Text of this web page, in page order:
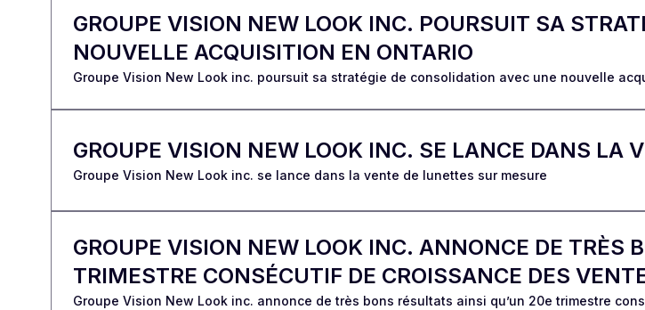
GROUPE VISION NEW LOOK INC. POURSUIT SA
NOUVELLE ACQUISITION EN ONTARIO
Groupe Vision New Look inc. poursuit sa stratégie de consolidation avec une nouvelle
GROUPE VISION NEW LOOK INC. SE LANCE DANS LA
Groupe Vision New Look inc. se lance dans la vente de lunettes sur mesure
GROUPE VISION NEW LOOK INC. ANNONCE DE TRÈS
TRIMESTRE CONSÉCUTIF DE CROISSANCE DES
Groupe Vision New Look inc. annonce de très bons résultats ainsi qu’un 20e trimestre